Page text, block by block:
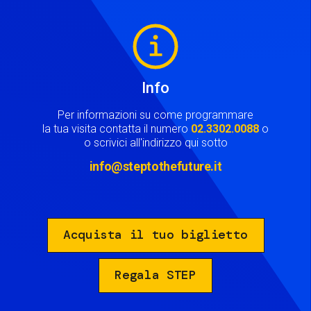
Info
Per informazioni su come programmare
la tua visita contatta il numero 02.3302.0088 o
o scrivici all'indirizzo qui sotto
info@steptothefuture.it
Acquista il tuo biglietto
Regala STEP